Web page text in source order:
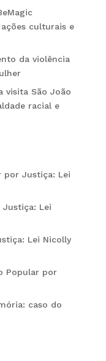
culturais e
da violência
visita São João
racial e
por Justiça: Lei
Lei
Lei Nicolly
Popular por
caso do